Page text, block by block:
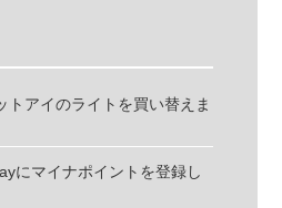
トアイのライトを買い替えま
にマイナポイントを登録し